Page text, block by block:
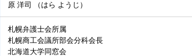
原 洋司 （はら ようじ）
札幌弁護士会所属
札幌商工会議所部会分科会長
北海道大学同窓会